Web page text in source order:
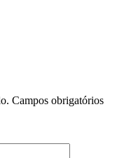
Campos obrigatórios